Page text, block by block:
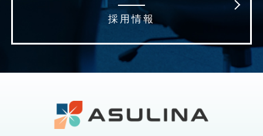
採用情報